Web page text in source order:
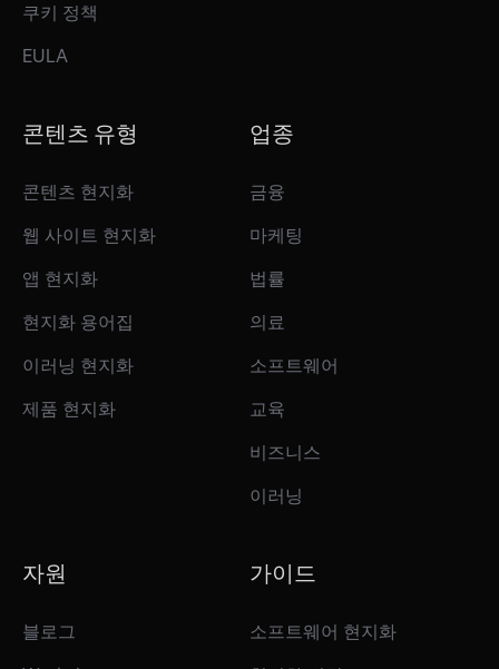
쿠키 정책
EULA
콘텐츠 유형
콘텐츠 현지화
웹 사이트 현지화
앱 현지화
현지화 용어집
이러닝 현지화
제품 현지화
업종
금융
마케팅
법률
의료
소프트웨어
교육
비즈니스
이러닝
자원
블로그
가이드
소프트웨어 현지화